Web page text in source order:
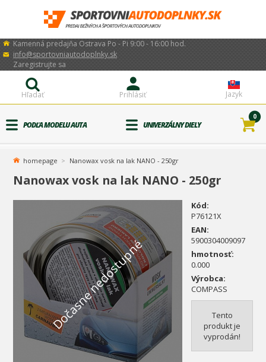
Kamenná predajňa Ostrava Po - Pi 9:00 - 16:00 hod.
info@sportovniautodoplnky.sk
Jazyk
Prihlásiť
Zaregistrujte sa
Hľadať
PODĽA MODELU AUTA UNIVERZÁLNY DIELY
0
homepage Nanowax vosk na lak NANO - 250gr
Nanowax vosk na lak NANO - 250gr
Dočasne nedostupné
Kód:
P76121X
EAN:
5900304009097
hmotnosť:
0.000
Výrobca:
COMPASS
Tento
produkt je
vyprodán!